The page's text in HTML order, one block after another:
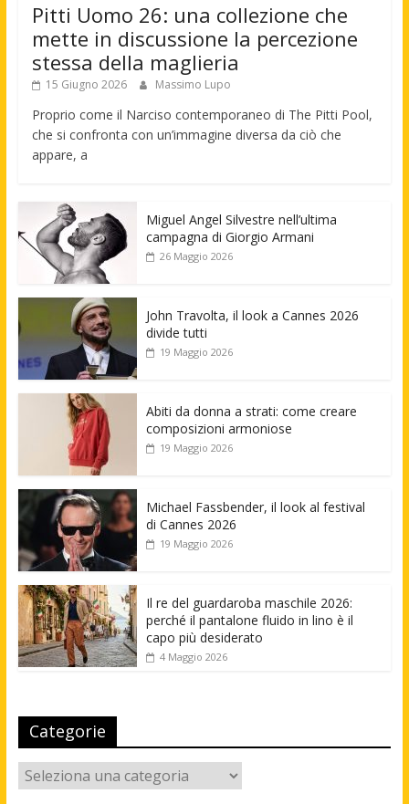
Pitti Uomo 26: una collezione che
mette in discussione la percezione
stessa della maglieria
15 Giugno 2026 Massimo Lupo
Proprio come il Narciso contemporaneo di The Pitti Pool,
che si confronta con un’immagine diversa da ciò che
appare, a
Miguel Angel Silvestre nell’ultima
campagna di Giorgio Armani
26 Maggio 2026
John Travolta, il look a Cannes 2026
divide tutti
19 Maggio 2026
Abiti da donna a strati: come creare
composizioni armoniose
19 Maggio 2026
Michael Fassbender, il look al festival
di Cannes 2026
19 Maggio 2026
Il re del guardaroba maschile 2026:
perché il pantalone fluido in lino è il
capo più desiderato
4 Maggio 2026
Categorie
Categorie